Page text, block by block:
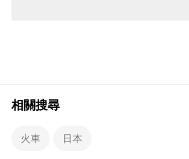
相關搜尋
火車 日本